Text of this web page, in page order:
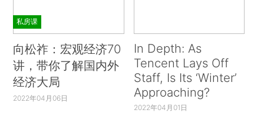
私房课
向松祚：宏观经济70
讲，带你了解国内外
经济大局
2022年04月06日
In Depth: As
Tencent Lays Off
Staff, Is Its ‘Winter’
Approaching?
2022年04月01日